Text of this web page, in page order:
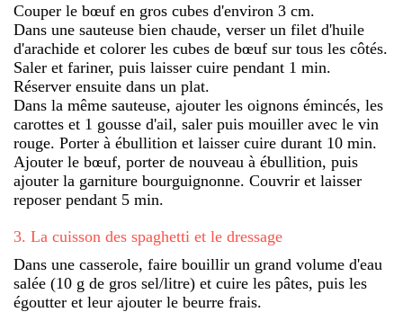
Couper le bœuf en gros cubes d'environ 3 cm.
Dans une sauteuse bien chaude, verser un filet d'huile
d'arachide et colorer les cubes de bœuf sur tous les côtés.
Saler et fariner, puis laisser cuire pendant 1 min.
Réserver ensuite dans un plat.
Dans la même sauteuse, ajouter les oignons émincés, les
carottes et 1 gousse d'ail, saler puis mouiller avec le vin
rouge. Porter à ébullition et laisser cuire durant 10 min.
Ajouter le bœuf, porter de nouveau à ébullition, puis
ajouter la garniture bourguignonne. Couvrir et laisser
reposer pendant 5 min.
3. La cuisson des spaghetti et le dressage
Dans une casserole, faire bouillir un grand volume d'eau
salée (10 g de gros sel/litre) et cuire les pâtes, puis les
égoutter et leur ajouter le beurre frais.